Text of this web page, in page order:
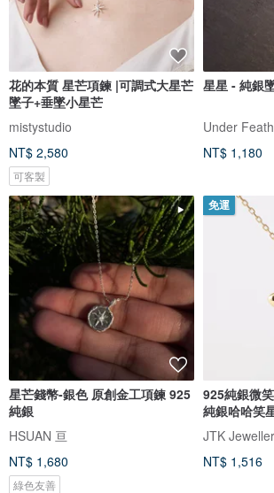
花的本質 星芒項鍊 |可調式大星芒
墜子+垂墜小星芒
mistystudio
NT$ 2,580
可客製
星星 - 純銀
NT$ 1,180
星芒錢幣-銀色 原創金工項鍊 925
純銀
HSUAN 亘
NT$ 1,680
綠色友善
免運
925純銀微
純銀哈哈笑
JTK
NT$ 1,516